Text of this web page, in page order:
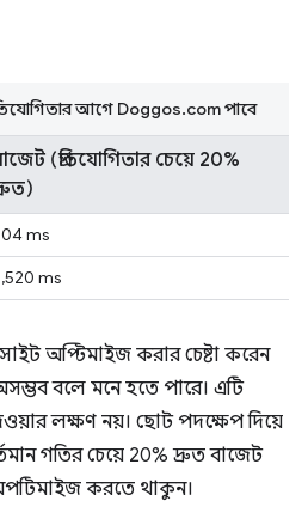
(প্রতিযোগিতার চেয়ে 20%
ms
ms
আগে Doggos.com পাবে
অপ্টিমাইজ করার চেষ্টা করেন
বলে মনে হতে পারে। এটি
লক্ষণ নয়। ছোট পদক্ষেপ দিয়ে
গতির চেয়ে 20% দ্রুত বাজেট
করতে থাকুন।